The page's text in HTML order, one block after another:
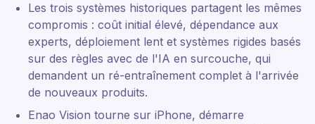
Les trois systèmes historiques partagent les mêmes
compromis : coût initial élevé, dépendance aux
experts, déploiement lent et systèmes rigides basés
sur des règles avec de l'IA en surcouche, qui
demandent un ré-entraînement complet à l'arrivée
de nouveaux produits.
Enao Vision tourne sur iPhone, démarre